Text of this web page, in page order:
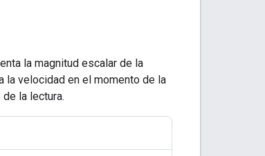
la magnitud escalar de la
la velocidad en el momento de la
la lectura.